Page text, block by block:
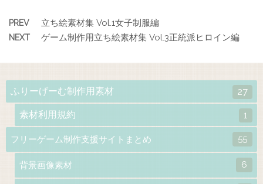
PREV 立ち絵素材集 Vol.1女子制服編
NEXT ゲーム制作用立ち絵素材集 Vol.3正統派ヒロイン編
ふりーげーむ制作用素材 27
素材利用規約 1
フリーゲーム制作支援サイトまとめ 55
背景画像素材 6